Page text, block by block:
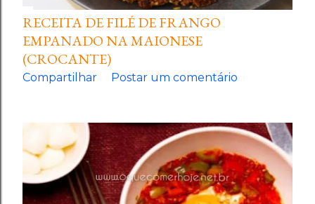
RECEITA DE FILÉ DE FRANGO
EMPANADO NA MAIONESE
(CROCANTE)
Compartilhar Postar um comentário